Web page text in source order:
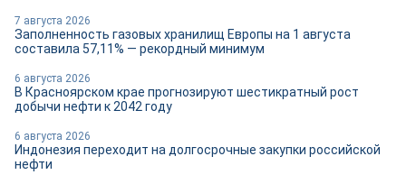
7 августа 2026
Заполненность газовых хранилищ Европы на 1 августа
составила 57,11% — рекордный минимум
6 августа 2026
В Красноярском крае прогнозируют шестикратный рост
добычи нефти к 2042 году
6 августа 2026
Индонезия переходит на долгосрочные закупки российской
нефти